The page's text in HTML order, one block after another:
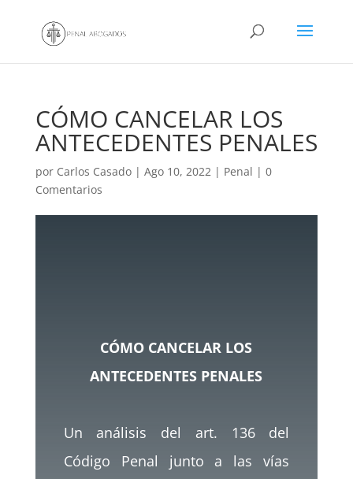
CÓMO CANCELAR LOS
ANTECEDENTES PENALES
por Carlos Casado| Ago 10, 2022| Penal | 0
Comentarios
CÓMO CANCELAR LOS
ANTECEDENTES PENALES
Un análisis del art. 136 del
Código Penal junto a las vías